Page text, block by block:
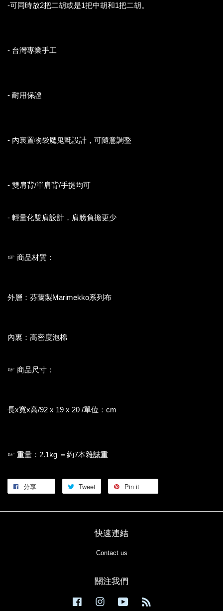
-可同時放2把二胡或是1把中胡和1把二胡。
- 台灣專業手工
- 耐用保證
- 內裏置物袋魔鬼氈設計，可隨意調整
- 雙肩背/單肩背/手提均可
- 輕量化雙肩設計，肩膀負擔更少
☞ 商品材質：
外層：芬蘭製Marimekko系列布
內裏：高密度泡棉
☞ 商品尺寸：
長x寬x高/92 x 19 x 20 /單位：cm
☞ 重量：2.1kg ＝約7本雜誌重
分享 Tweet Pin it
快速連結
Contact us
關注我們
Facebook Instagram YouTube